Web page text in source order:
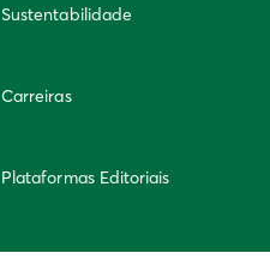
Sustentabilidade
Carreiras
Plataformas Editoriais
Integridade